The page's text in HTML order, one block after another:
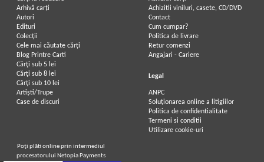
Arhivă carți
Autori
Edituri
Colecții
Cele mai căutate cărți
Blog Printre Carti
Cărţi sub 5 lei
Cărţi sub 8 lei
Cărţi sub 10 lei
Artiști/Trupe
Case de discuri
Achizitii viniluri, casete, CD/DVD
Contact
Cum cumpar?
Politica de livrare
Retur comenzi
Angajari - Cariere
Legal
ANPC
Soluționarea online a litigiilor
Politica de confidentialitate
Termeni si conditii
Utilizare cookie-uri
Poţi plăti online prin intermediul
procesatorului Netopia Payments